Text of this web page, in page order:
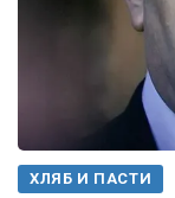
ХЛЯБ И ПАСТИ